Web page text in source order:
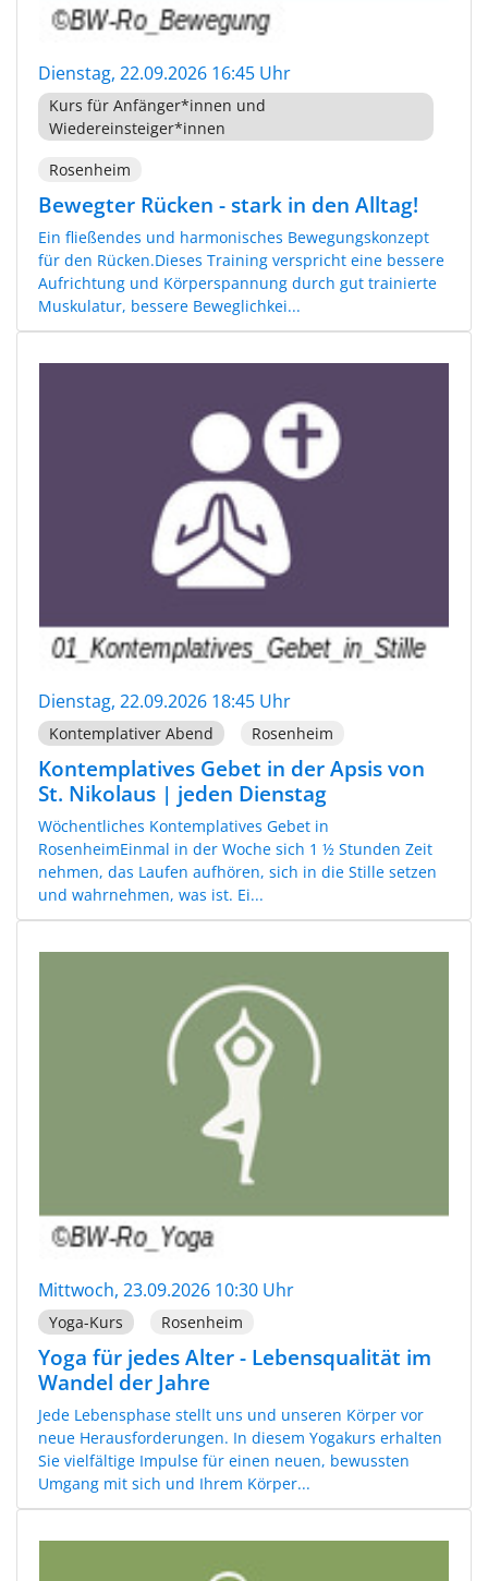
Dienstag, 22.09.2026 16:45 Uhr
Kurs für Anfänger*innen und
Wiedereinsteiger*innen
Rosenheim
Bewegter Rücken - stark in den Alltag!
Ein fließendes und harmonisches Bewegungskonzept
für den Rücken.Dieses Training verspricht eine bessere
Aufrichtung und Körperspannung durch gut trainierte
Muskulatur, bessere Beweglichkei...
Dienstag, 22.09.2026 18:45 Uhr
Kontemplativer Abend Rosenheim
Kontemplatives Gebet in der Apsis von
St. Nikolaus | jeden Dienstag
Wöchentliches Kontemplatives Gebet in
RosenheimEinmal in der Woche sich 1 ½ Stunden Zeit
nehmen, das Laufen aufhören, sich in die Stille setzen
und wahrnehmen, was ist. Ei...
Mittwoch, 23.09.2026 10:30 Uhr
Yoga-Kurs Rosenheim
Yoga für jedes Alter - Lebensqualität im
Wandel der Jahre
Jede Lebensphase stellt uns und unseren Körper vor
neue Herausforderungen. In diesem Yogakurs erhalten
Sie vielfältige Impulse für einen neuen, bewussten
Umgang mit sich und Ihrem Körper...